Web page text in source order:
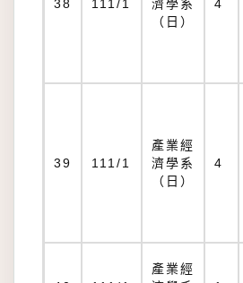
38 111/1
濟學系
（日）
4
39 111/1
產業經
濟學系
（日）
4
產業經